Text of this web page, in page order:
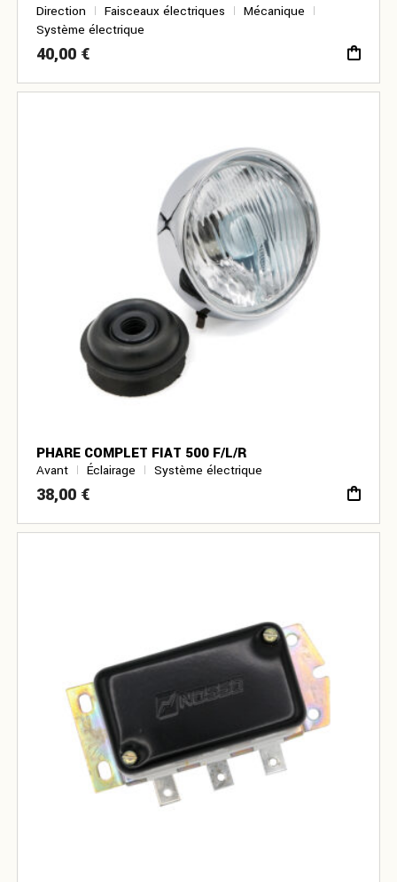
Direction Faisceaux électriques
Mécanique
Système électrique
40,00 €
PHARE COMPLET FIAT 500 F/L/R
Avant Éclairage Système électrique
38,00 €